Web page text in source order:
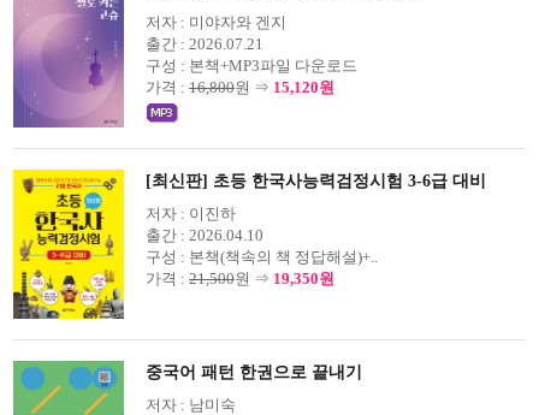
저자 : 미야자와 겐지
출간 : 2026.07.21
구성 : 본책+MP3파일 다운로드
가격 : 16,800원 ⇒ 15,120원
[최신판] 초등 한국사능력검정시험 3-6급 대비
저자 : 이진하
출간 : 2026.04.10
구성 : 본책(책속의 책 정답해설)+..
가격 : 21,500원 ⇒ 19,350원
중국어 패턴 한권으로 끝내기
저자 : 남미숙